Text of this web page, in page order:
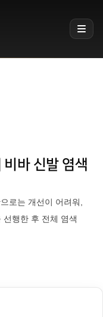
바 신발 염색
로는 개선이 어려워,
선행한 후 전체 염색